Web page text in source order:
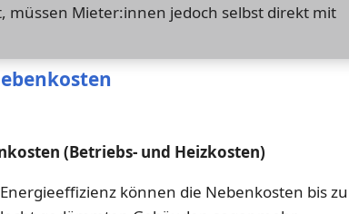
müssen Mieter:innen jedoch selbst direkt mit
(Betriebs- und Heizkosten)
können die Nebenkosten bis zu